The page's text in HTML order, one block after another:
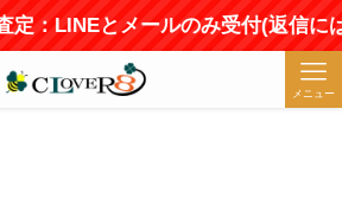
：LINEとメールのみ受付(返信に
メニュー